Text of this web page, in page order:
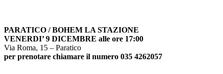
PARATICO / BOHEM LA STAZIONE
VENERDI’ 9 DICEMBRE alle ore 17:00
Via Roma, 15 – Paratico
per prenotare chiamare il numero 035 4262057